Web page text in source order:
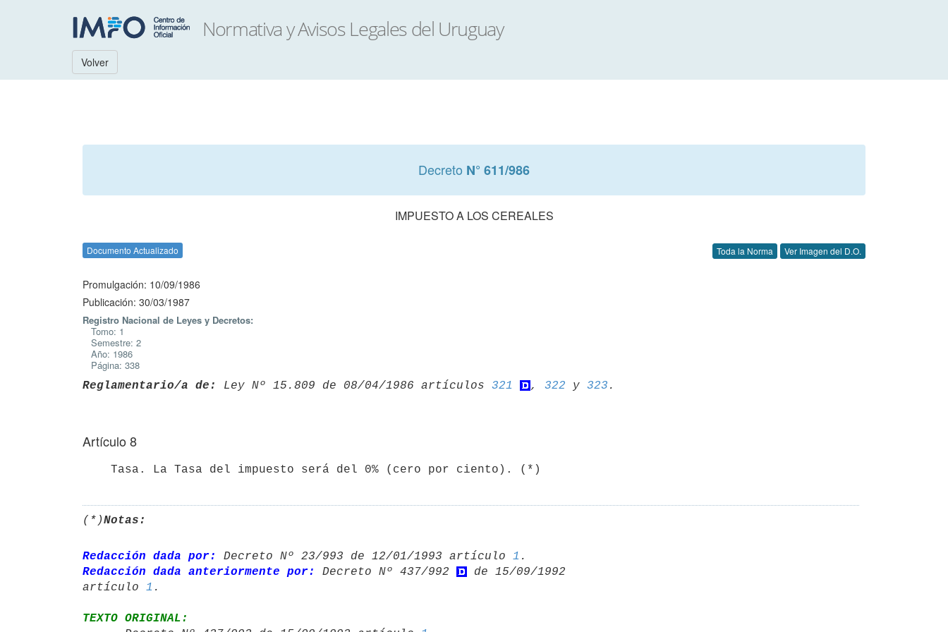
Volver
Decreto N° 611/986
IMPUESTO A LOS CEREALES
Documento Actualizado Toda la Norma Ver Imagen del D.O.
Promulgación: 10/09/1986
Publicación: 30/03/1987
Registro Nacional de Leyes y Decretos:
Tomo: 1
Semestre: 2
Año: 1986
Página: 338
Reglamentario/a de: Ley Nº 15.809 de 08/04/1986 artículos 321 , 322 y 323
Artículo 8
(*)Notas:
Redacción dada por: Decreto Nº 23/993 de 12/01/1993 artículo 1
Redacción dada anteriormente por:
Decreto Nº 437/992
de 15/09/1992
artículo 1
TEXTO ORIGINAL: